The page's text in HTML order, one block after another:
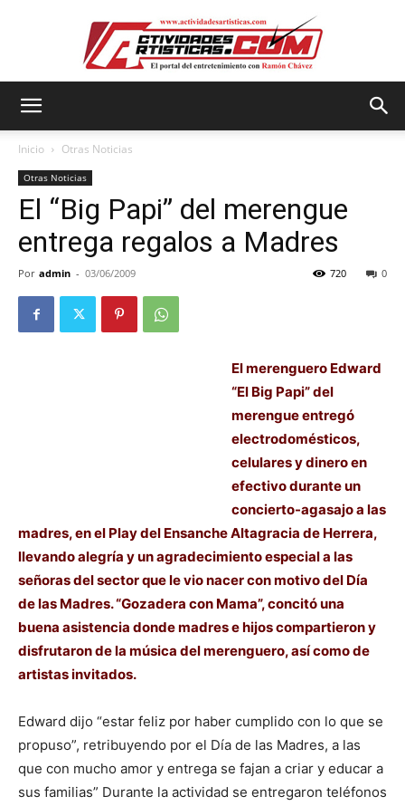
Inicio Otras Noticias
Otras Noticias
El “Big Papi” del merengue
entrega regalos a Madres
Por admin - 03/06/2009 0
720
El merenguero Edward
“El Big Papi” del
merengue entregó
electrodomésticos,
celulares y dinero en
efectivo durante un
concierto-agasajo a las
madres, en el Play del Ensanche Altagracia de Herrera,
llevando alegría y un agradecimiento especial a las
señoras del sector que le vio nacer con motivo del Día
de las Madres. “Gozadera con Mama”, concitó una
buena asistencia donde madres e hijos compartieron y
disfrutaron de la música del merenguero, así como de
artistas invitados.
Edward dijo “estar feliz por haber cumplido con lo que se
propuso”, retribuyendo por el Día de las Madres, a las
que con mucho amor y entrega se fajan a criar y educar a
sus familias” Durante la actividad se entregaron teléfonos